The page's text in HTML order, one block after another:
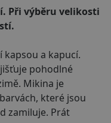
Při výběru velikosti
kapsou a kapucí.
pohodlné
Mikina je
které jsou
zamiluje. Prát